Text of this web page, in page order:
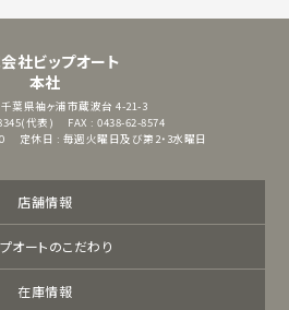
社ビップオート
本社
千葉県袖ヶ浦市蔵波台 4-21-3
代表)
FAX : 0438-62-8574
定休日 : 毎週火曜日及び第2・3水曜日
店舗情報
プオートのこだわり
在庫情報